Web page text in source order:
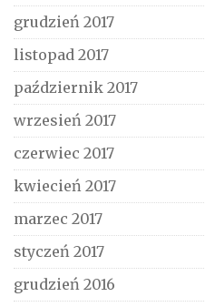
grudzień 2017
listopad 2017
październik 2017
wrzesień 2017
czerwiec 2017
kwiecień 2017
marzec 2017
styczeń 2017
grudzień 2016